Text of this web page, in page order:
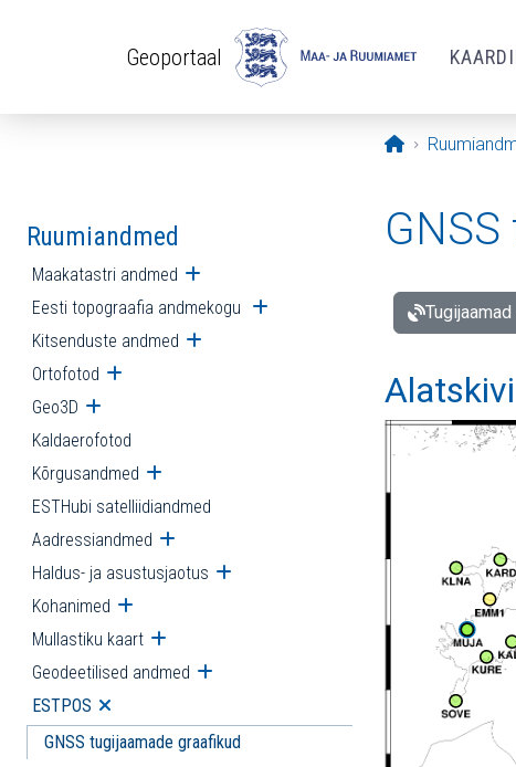
Geoportaal
Avaleht
Ruumiandmed
Maakatastri andmed Ava alammenüü
Eesti topograafia andmekogu Ava alammenüü
Kitsenduste andmed Ava alammenüü
Ortofotod Ava alammenüü
Geo3D Ava alammenüü
Kaldaerofotod
Kõrgusandmed Ava alammenüü
ESTHubi satelliidiandmed
Aadressiandmed Ava alammenüü
Haldus- ja asustusjaotus Ava alammenüü
Kohanimed Ava alammenüü
Mullastiku kaart Ava alammenüü
Geodeetilised andmed Ava alammenüü
ESTPOS Ava alammenüü
GNSS tugijaamade graafikud
Tugijaamad